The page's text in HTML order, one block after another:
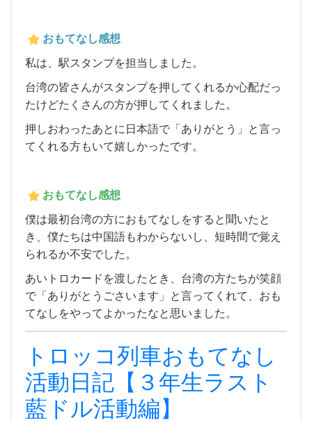
おもてなし感想
私は、駅スタンプを担当しました。
台湾の皆さんがスタンプを押してくれるか心配だっ
たけどたくさんの方が押してくれました。
押しおわったあとに日本語で「ありがとう」と言っ
てくれる方もいて嬉しかったです。
おもてなし感想
僕は最初台湾の方におもてなしをすると聞いたと
き、僕たちは中国語もわからないし、短時間で覚え
られるか不安でした。
あいトロカードを渡したとき、台湾の方たちが笑顔
で「ありがとうごさいます」と言ってくれて、おも
てなしをやってよかったなと思いました。
トロッコ列車おもてなし
活動日記【３年生ラスト
藍ドル活動編】